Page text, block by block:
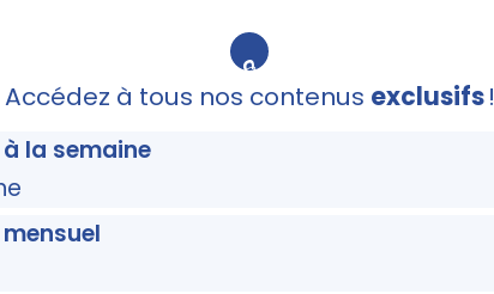
🔒
Accédez à tous nos contenus exclusifs!
la semaine